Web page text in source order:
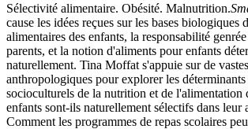
Sélectivité alimentaire. Obésité. Malnutrition.
cause les idées reçues sur les bases biologiques
alimentaires des enfants, la responsabilité
parents, et la notion d'aliments pour enfants
naturellement. Tina Moffat s'appuie sur de
anthropologiques pour explorer les
socioculturels de la nutrition et de l'alimentation
enfants sont-ils naturellement sélectifs dans leur
Comment les programmes de repas scolaires